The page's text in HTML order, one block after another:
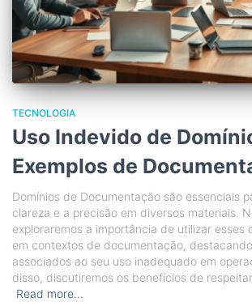
TECNOLOGIA
Uso Indevido de
Exemplos de
Domínios de Documentação são essenciais
clareza e a precisão em diversos materiais.
exploraremos a importância de utilizar esses
em contextos de documentação,
associados ao seu uso inadequado em
disso, discutiremos os benefícios de
Read more…